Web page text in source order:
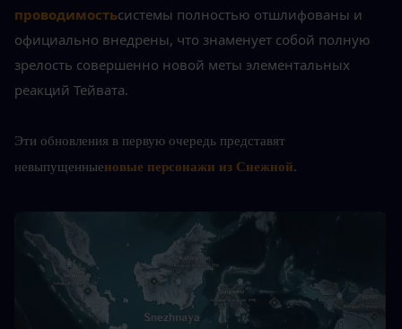
проводимостьсистемы полностью отшлифованы и
официально внедрены, что знаменует собой полную
зрелость совершенно новой меты элементальных
реакций Тейвата.
Эти обновления в первую очередь представят
невыпущенныеновые персонажи из Снежной.